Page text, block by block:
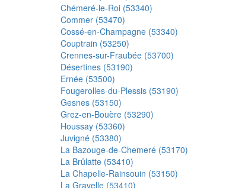
Chémeré-le-Roi (53340)
Commer (53470)
Cossé-en-Champagne (53340)
Couptrain (53250)
Crennes-sur-Fraubée (53700)
Désertines (53190)
Ernée (53500)
Fougerolles-du-Plessis (53190)
Gesnes (53150)
Grez-en-Bouère (53290)
Houssay (53360)
Juvigné (53380)
La Bazouge-de-Chemeré (53170)
La Brûlatte (53410)
La Chapelle-Rainsouin (53150)
La Gravelle (53410)